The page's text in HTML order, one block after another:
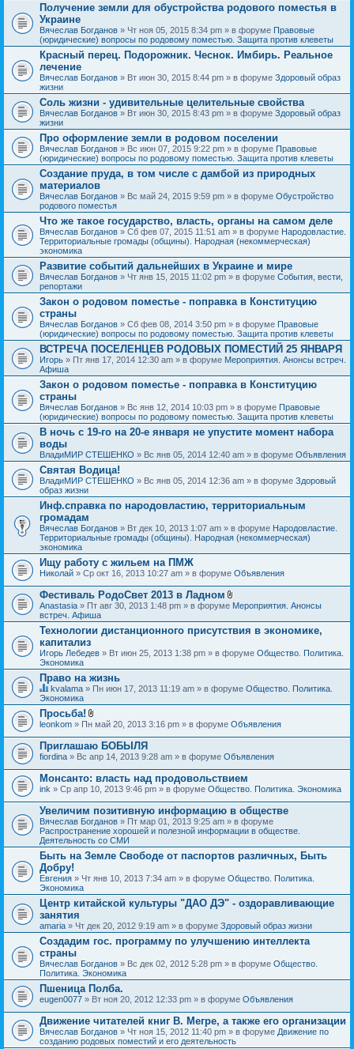
Получение земли для обустройства родового поместья в
Украине
Вячеслав Богданов » Чт ноя 05, 2015 8:34 pm » в форуме Правовые
(юридические) вопросы по родовому поместью. Защита против клеветы
Красный перец. Подорожник. Чеснок. Имбирь. Реальное
лечение
Вячеслав Богданов » Вт июн 30, 2015 8:44 pm » в форуме Здоровый образ
жизни
Соль жизни - удивительные целительные свойства
Вячеслав Богданов » Вт июн 30, 2015 8:43 pm » в форуме Здоровый образ
жизни
Про оформление земли в родовом поселении
Вячеслав Богданов » Вс июн 07, 2015 9:22 pm » в форуме Правовые
(юридические) вопросы по родовому поместью. Защита против клеветы
Создание пруда, в том числе с дамбой из природных
материалов
Вячеслав Богданов » Вс май 24, 2015 9:59 pm » в форуме Обустройство
родового поместья
Что же такое государство, власть, органы на самом деле
Вячеслав Богданов » Сб фев 07, 2015 11:51 am » в форуме Народовластие.
Территориальные громады (общины). Народная (некоммерческая)
экономика
Развитие событий дальнейших в Украине и мире
Вячеслав Богданов » Чт янв 15, 2015 11:02 pm » в форуме События, вести,
репортажи
Закон о родовом поместье - поправка в Конституцию
страны
Вячеслав Богданов » Сб фев 08, 2014 3:50 pm » в форуме Правовые
(юридические) вопросы по родовому поместью. Защита против клеветы
ВСТРЕЧА ПОСЕЛЕНЦЕВ РОДОВЫХ ПОМЕСТИЙ 25 ЯНВАРЯ
Игорь » Пт янв 17, 2014 12:30 am » в форуме Мероприятия. Анонсы встреч.
Афиша
Закон о родовом поместье - поправка в Конституцию
страны
Вячеслав Богданов » Вс янв 12, 2014 10:03 pm » в форуме Правовые
(юридические) вопросы по родовому поместью. Защита против клеветы
В ночь с 19-го на 20-е января не упустите момент набора
воды
ВладиМИР СТЕШЕНКО » Вс янв 05, 2014 12:40 am » в форуме Объявления
Святая Водица!
ВладиМИР СТЕШЕНКО » Вс янв 05, 2014 12:36 am » в форуме Здоровый
образ жизни
Инф.справка по народовластию, территориальным
громадам
Вячеслав Богданов » Вт дек 10, 2013 1:07 am » в форуме Народовластие.
Территориальные громады (общины). Народная (некоммерческая)
экономика
Ищу работу с жильем на ПМЖ
Николай » Ср окт 16, 2013 10:27 am » в форуме Объявления
Фестиваль РодоСвет 2013 в Ладном
В
о
ж
н
и
я
Anastasia » Пт авг 30, 2013 1:48 pm » в форуме Мероприятия. Анонсы
встреч. Афиша
Технологии дистанционного присутствия в экономике,
капитализ
Игорь Лебедев » Вт июн 25, 2013 1:38 pm » в форуме Общество. Политика.
Экономика
Право на жизнь
Д
а
н
н
я
т
е
м
а
с
о
д
е
р
ж
и
т
о
п
р
о
с
.
kvalama » Пн июн 17, 2013 11:19 am » в форуме Общество. Политика.
Экономика
Просьба!
В
о
ж
е
н
и
я
leonkom » Пн май 20, 2013 3:16 pm » в форуме Объявления
Приглашаю БОБЫЛЯ
fiordina » Вс апр 14, 2013 9:28 am » в форуме Объявления
Монсанто: власть над продовольствием
ink » Ср апр 10, 2013 9:46 pm » в форуме Общество. Политика. Экономика
Увеличим позитивную информацию в обществе
Вячеслав Богданов » Пт мар 01, 2013 9:25 am » в форуме
Распространение хорошей и полезной информации в обществе.
Деятельность со СМИ
Быть на Земле Свободе от паспортов различных, Быть
Добру!
Евгения » Чт янв 10, 2013 7:34 am » в форуме Общество. Политика.
Экономика
Центр китайской культуры "ДАО ДЭ" - оздоравливающие
занятия
amaria » Чт дек 20, 2012 9:19 am » в форуме Здоровый образ жизни
Создадим гос. программу по улучшению интеллекта
страны
Вячеслав Богданов » Вс дек 02, 2012 5:28 pm » в форуме Общество.
Политика. Экономика
Пшеница Полба.
eugen0077 » Вт ноя 20, 2012 12:33 pm » в форуме Объявления
Движение читателей книг В. Мегре, а также его организации
Вячеслав Богданов » Чт ноя 15, 2012 11:40 pm » в форуме Движение по
созданию родовых поместий и его деятельность